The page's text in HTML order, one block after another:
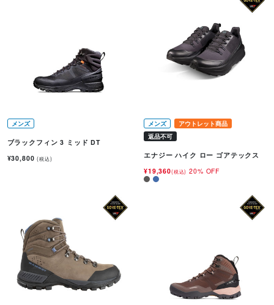
メンズ
ブラックフィン 3 ミッド DT
¥30,800(税込)
メンズ
アウトレット商品
返品不可
エナジー ハイク ロー ゴアテックス
¥19,360(税込) 20% OFF